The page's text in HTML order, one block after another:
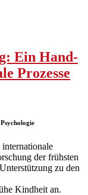
Ein Hand-
Prozesse
der frühsten
zu den
Kindheit an.